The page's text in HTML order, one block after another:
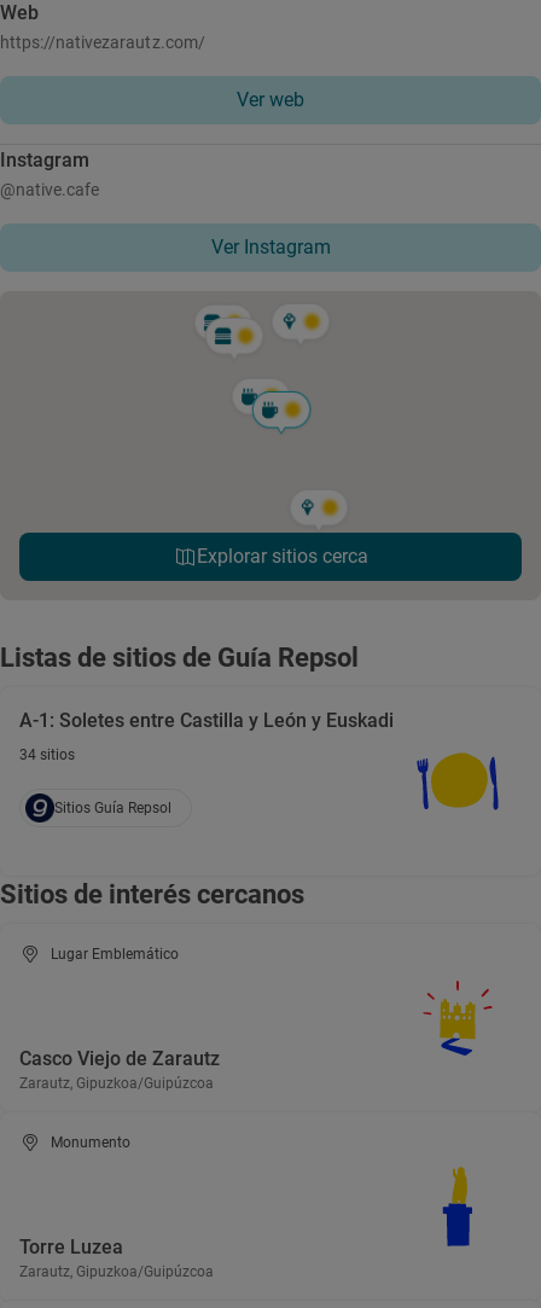
Web
https://nativezarautz.com/
Ver web
Instagram
@native.cafe
Ver Instagram
Explorar sitios cerca
Listas de sitios de Guía Repsol
A-1: Soletes entre Castilla y León y Euskadi
34 sitios
Sitios Guía Repsol
Sitios de interés cercanos
Lugar Emblemático
Casco Viejo de Zarautz
Zarautz, Gipuzkoa/Guipúzcoa
Monumento
Torre Luzea
Zarautz, Gipuzkoa/Guipúzcoa